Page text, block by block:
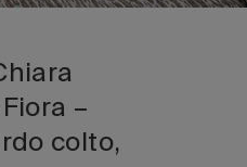
–
colto,